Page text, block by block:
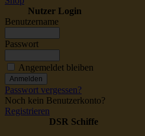
Nutzer Login
Benutzername
Passwort
Angemeldet bleiben
Passwort vergessen?
Noch kein Benutzerkonto?
Registrieren
DSR Schiffe